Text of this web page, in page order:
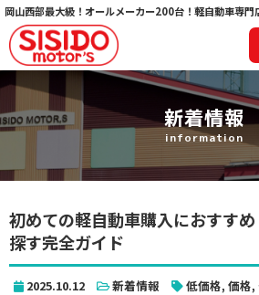
岡山西部最大級！オールメーカー200台！軽自動車専門
新着情報
information
初めての軽自動車購入におすす
探す完全ガイド
2025.10.12 新着情報 低価格, 価格,